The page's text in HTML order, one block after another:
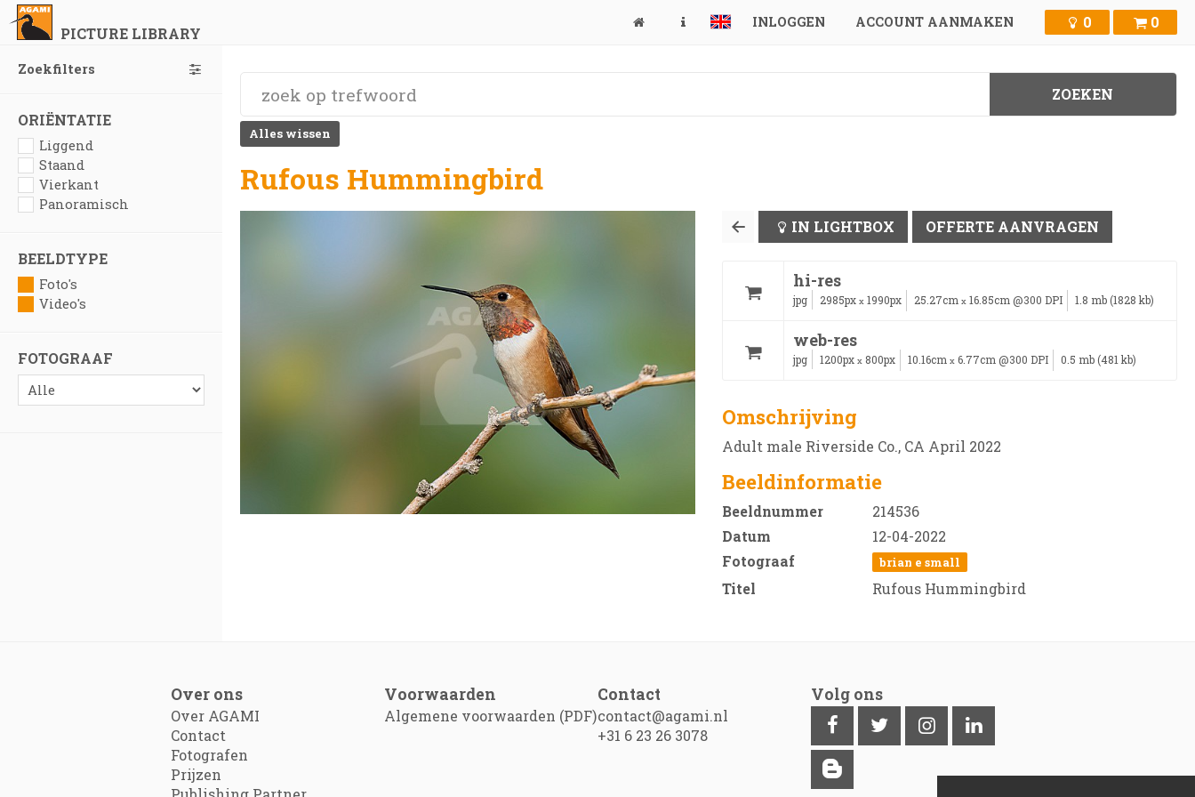
PICTURE LIBRARY
INLOGGEN ACCOUNT AANMAKEN 0 0
Zoekfilters
ORIËNTATIE
Liggend
Staand
Vierkant
Panoramisch
BEELDTYPE
Foto's
Video's
FOTOGRAAF
Alles wissen
Rufous Hummingbird
IN LIGHTBOX OFFERTE AANVRAGEN
hi-res
jpg 2985px x 1990px 25.27cm x 16.85cm @300 DPI 1.8 mb (1828 kb)
web-res
jpg 1200px x 800px 10.16cm x 6.77cm @300 DPI 0.5 mb (481 kb)
Omschrijving
Adult male Riverside Co., CA April 2022
Beeldinformatie
Beeldnummer
214536
Datum
12-04-2022
Fotograaf
brian e small
Titel Rufous Hummingbird
Over ons
Over AGAMI
Contact
Fotografen
Prijzen
Voorwaarden
Algemene voorwaarden (PDF)
Contact
contact@agami.nl
+31 6 23 26 3078
Volg ons